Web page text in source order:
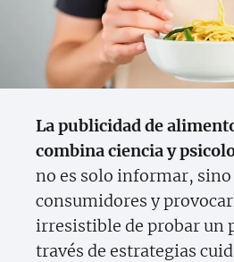
La publicidad de
combina ciencia y
no es solo informar, sino
consumidores y
irresistible de probar un
través de estrategias